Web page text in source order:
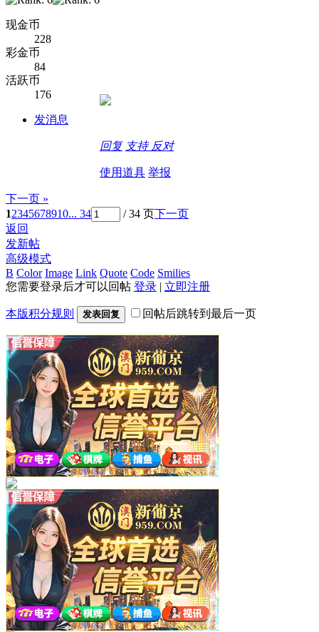
现金币
228
彩金币
84
活跃币
176
发消息
回复 支持 反对
使用道具 举报
下一页 »
12345678910... 34 / 34 页下一页
返回
发新帖
高级模式
B Color Image Link Quote Code Smilies
您需要登录后才可以回帖 登录 | 立即注册
本版积分规则 发表回复 回帖后跳转到最后一页